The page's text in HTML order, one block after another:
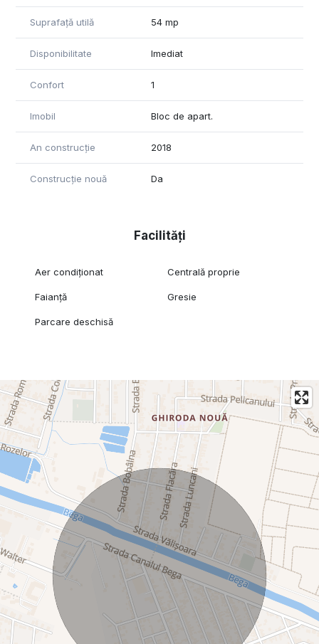
Suprafață utilă 54 mp
Disponibilitate Imediat
Confort 1
Imobil Bloc de apart.
An construcție 2018
Construcție nouă Da
Facilități
Aer condiționat Centrală proprie
Faianță Gresie
Parcare deschisă